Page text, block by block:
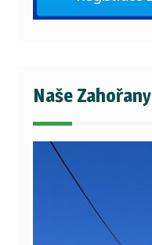
Naše Zahořany